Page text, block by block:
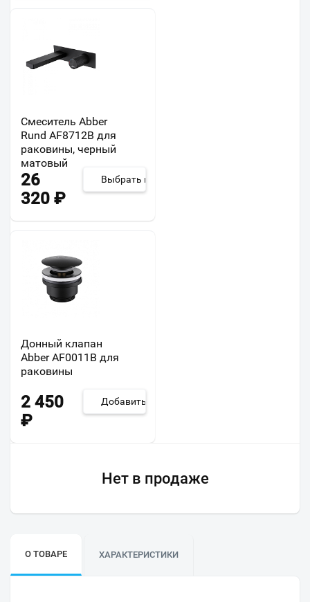
Смеситель Abber
Rund AF8712B для
раковины, черный
матовый
26
320 ₽
Выбрать из 2
Донный клапан
Abber AF0011B для
раковины
2 450
₽
Добавить
Нет в продаже
О ТОВАРЕ ХАРАКТЕРИСТИКИ